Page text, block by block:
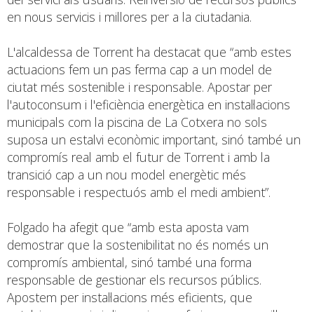
en nous servicis i millores per a la ciutadania.
L'alcaldessa de Torrent ha destacat que “amb estes
actuacions fem un pas ferma cap a un model de
ciutat més sostenible i responsable. Apostar per
l'autoconsum i l'eficiència energètica en instal·lacions
municipals com la piscina de La Cotxera no sols
suposa un estalvi econòmic important, sinó també un
compromís real amb el futur de Torrent i amb la
transició cap a un nou model energètic més
responsable i respectuós amb el medi ambient”.
Folgado ha afegit que “amb esta aposta vam
demostrar que la sostenibilitat no és només un
compromís ambiental, sinó també una forma
responsable de gestionar els recursos públics.
Apostem per instal·lacions més eficients, que